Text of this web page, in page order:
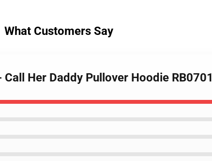
What Customers Say
Her Daddy Pullover Hoodie RB0701